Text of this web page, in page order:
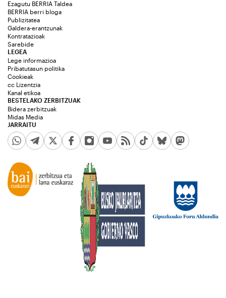
Ezagutu BERRIA Taldea
BERRIA berri bloga
Publizitatea
Galdera-erantzunak
Kontratazioak
Sarebide
JARRAITU
LEGEA
Lege informazioa
Pribatutasun politika
Cookieak
cc Lizentzia
Kanal etikoa
BESTELAKO ZERBITZUAK
Bidera zerbitzuak
Midas Media